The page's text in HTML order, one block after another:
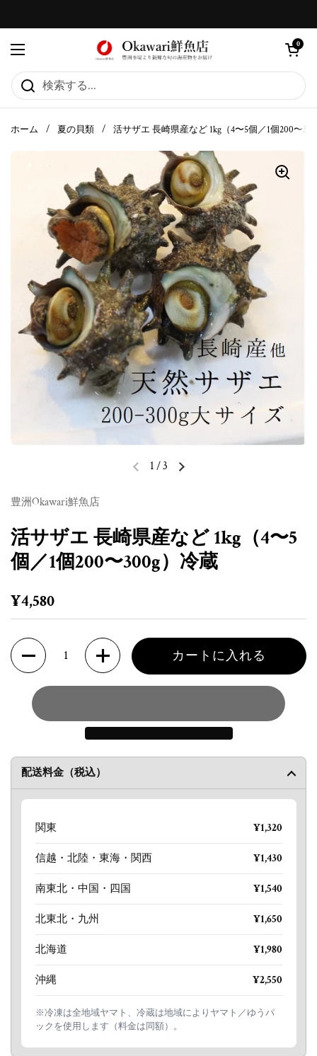
メニューを開く
カートを
0
ホーム / 夏の貝類 / 活サザエ 長崎県産など 1kg（4〜5個／1個200〜
前のスライド次のスライド
1 /3
豊洲Okawari鮮魚店
活サザエ 長崎県産など 1kg（4〜5
個／1個200〜300g）冷蔵
定価
¥4,580
数量
カートに入れる
配送料金（税込）
関東 ¥1,320
信越・北陸・東海・関西 ¥1,430
南東北・中国・四国 ¥1,540
北東北・九州 ¥1,650
北海道 ¥1,980
沖縄 ¥2,550
※冷凍は全地域ヤマト、冷蔵は地域によりヤマト／ゆうパ
ックを使用します（料金は同額）。